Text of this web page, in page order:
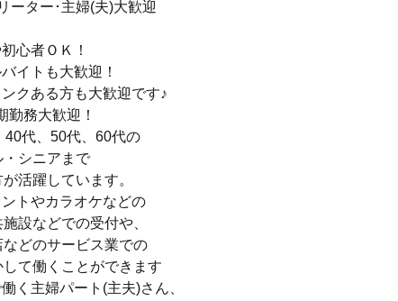
ーター･主婦(夫)大歓迎
心者ＯＫ！
イトも大歓迎！
クある方も大歓迎です♪
勤務大歓迎！
40代、50代、60代の
シニアまで
活躍しています。
トやカラオケなどの
設などでの受付や、
どのサービス業での
て働くことができます
く主婦パート(主夫)さん、